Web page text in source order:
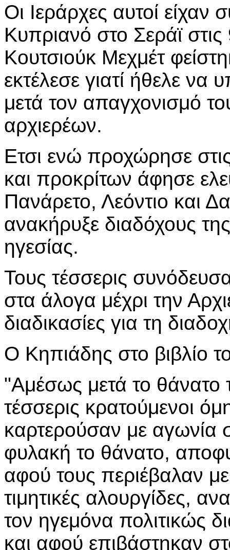
Οι Ιεράρχες αυτοί είχαν
Κυπριανό στο Σεράϊ
Κουτσιούκ Μεχμέτ
εκτέλεσε γιατί ήθελε να
μετά τον απαγχονισμό
αρχιερέων.
Ετσι ενώ προχώρησε
και προκρίτων άφησε
Πανάρετο, Λεόντιο και
ανακήρυξε διαδόχους
ηγεσίας.
Τους τέσσερις
στα άλογα μέχρι την
διαδικασίες για τη
Ο Κηπιάδης στο βιβλίο
"Αμέσως μετά το θάνατο
τέσσερις κρατούμενοι
καρτερούσαν με αγωνία
φυλακή το θάνατο,
αφού τους περιέβαλαν με
τιμητικές αλουργίδες,
τον ηγεμόνα πολιτικώς
και αφού επιβάστηκαν